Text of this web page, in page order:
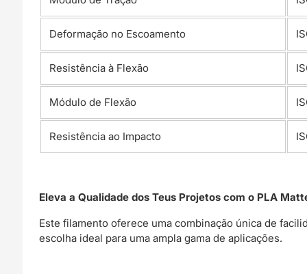
Deformação no Escoamento
Resistência à Flexão
Módulo de Flexão
Resistência ao Impacto
Eleva a Qualidade dos Teus Projetos com o PLA
Este filamento oferece uma combinação única de
escolha ideal para uma ampla gama de aplicações.